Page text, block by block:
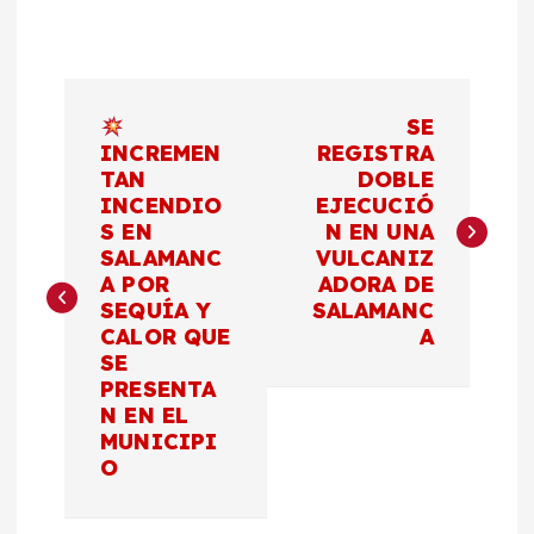
e
INCREMEN
TAN
INCENDIO
S EN
SALAMANC
A POR
SEQUÍA Y
CALOR QUE
SE
PRESENTA
N EN EL
MUNICIPI
O
SE
REGISTRA
DOBLE
EJECUCIÓ
N EN UNA
VULCANIZ
ADORA DE
SALAMANC
A